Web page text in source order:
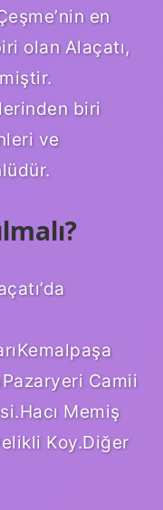
en
olan Alaçatı,
biri
ve
Camii
Memiş
Koy.Diğer